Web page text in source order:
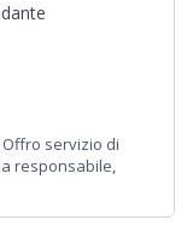
servizio di
responsabile,
la stiratura